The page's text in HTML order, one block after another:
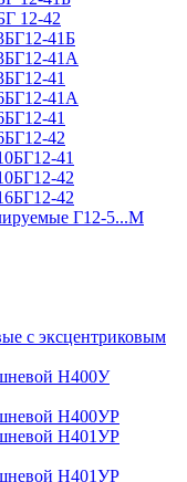
12-42
41Б
41А
41
41А
41
42
41
42
42
Г12-5...М
с эксцентриковым
Н400У
Н400УР
Н401УР
Н401УР